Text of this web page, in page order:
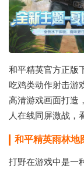
和平精英官方正版
吃鸡类动作射击游
高清游戏画面打造
人在线同屏激战，
和平精英雨林地
打野在游戏中是一